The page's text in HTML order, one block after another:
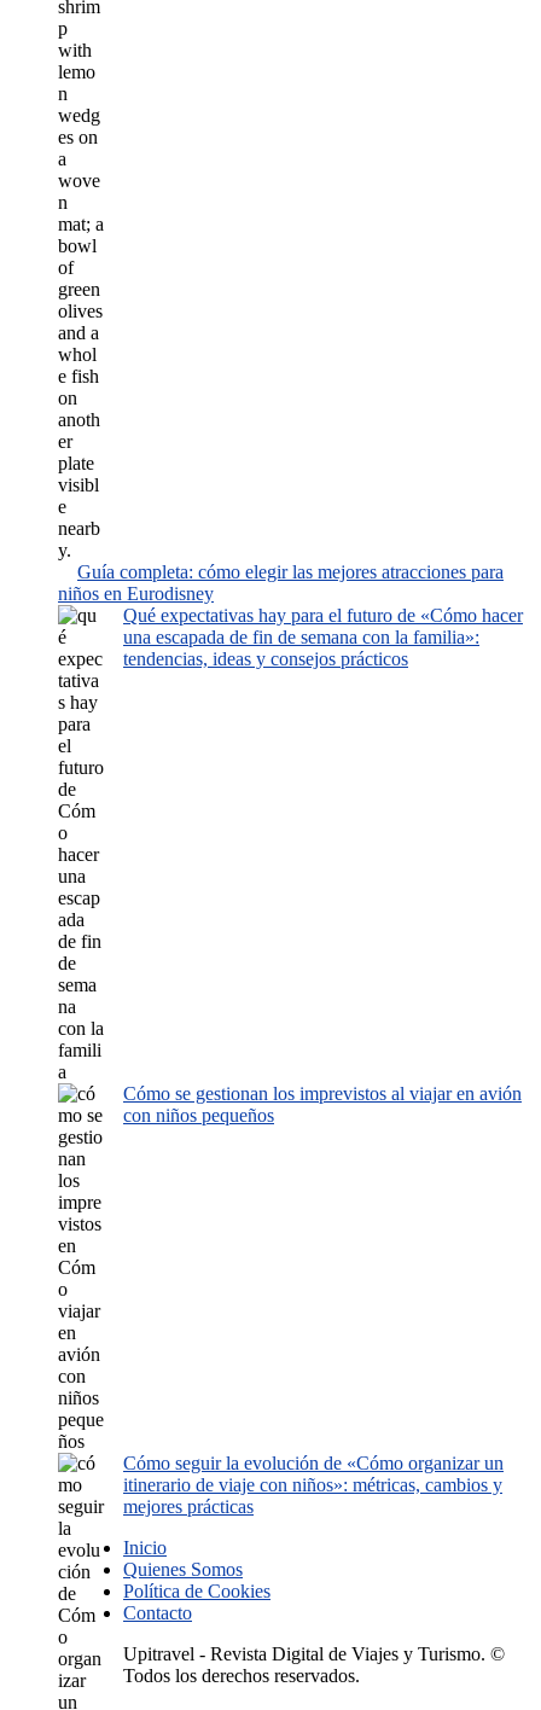
Guía completa: cómo elegir las mejores atracciones para
niños en Eurodisney
Qué expectativas hay para el futuro de «Cómo hacer
una escapada de fin de semana con la familia»:
tendencias, ideas y consejos prácticos
Cómo se gestionan los imprevistos al viajar en avión
con niños pequeños
Cómo seguir la evolución de «Cómo organizar un
itinerario de viaje con niños»: métricas, cambios y
mejores prácticas
Inicio
Quienes Somos
Política de Cookies
Contacto
Upitravel - Revista Digital de Viajes y Turismo. ©
Todos los derechos reservados.